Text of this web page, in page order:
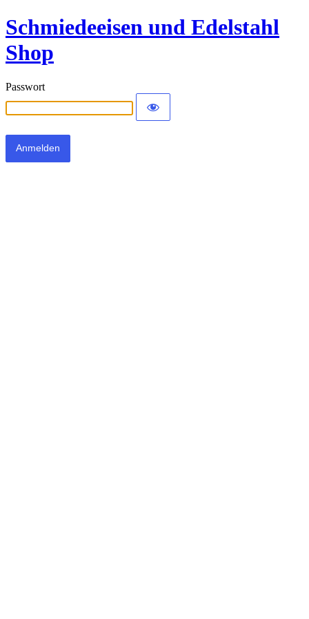
Schmiedeeisen und Edelstahl
Shop
Passwort